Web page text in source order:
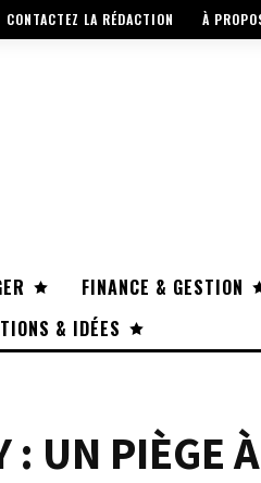
CONTACTEZ LA RÉDACTION À
FINANCE & GESTION
& IDÉES
: UN PIÈGE